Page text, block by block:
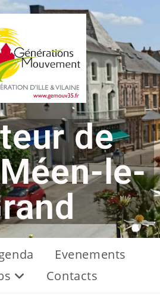
de
le-
Evenements
Contacts